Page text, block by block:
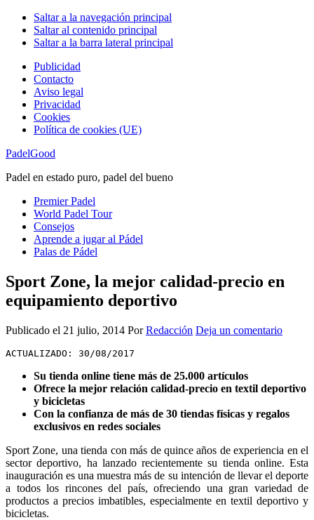
Saltar a la navegación principal
Saltar al contenido principal
Saltar a la barra lateral principal
Publicidad
Contacto
Aviso legal
Privacidad
Cookies
Política de cookies (UE)
PadelGood
Padel en estado puro, padel del bueno
Premier Padel
World Padel Tour
Consejos
Aprende a jugar al Pádel
Palas de Pádel
Sport Zone, la mejor calidad-precio en
equipamiento deportivo
Publicado el 21 julio, 2014 PorRedacción Deja un comentario
ACTUALIZADO: 30/08/2017
Su tienda online tiene más de 25.000 artículos
Ofrece la mejor relación calidad-precio en textil deportivo
y bicicletas
Con la confianza de más de 30 tiendas físicas y regalos
exclusivos en redes sociales
Sport Zone, una tienda con más de quince años de experiencia en el
sector deportivo, ha lanzado recientemente su tienda online. Esta
inauguración es una muestra más de su intención de llevar el deporte
a todos los rincones del país, ofreciendo una gran variedad de
productos a precios imbatibles, especialmente en textil deportivo y
bicicletas.